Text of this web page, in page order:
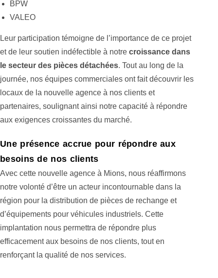
BPW
VALEO
Leur participation témoigne de l’importance de ce projet
et de leur soutien indéfectible à notre croissance dans
le secteur des pièces détachées. Tout au long de la
journée, nos équipes commerciales ont fait découvrir les
locaux de la nouvelle agence à nos clients et
partenaires, soulignant ainsi notre capacité à répondre
aux exigences croissantes du marché.
Une présence accrue pour répondre aux
besoins de nos clients
Avec cette nouvelle agence à Mions, nous réaffirmons
notre volonté d’être un acteur incontournable dans la
région pour la distribution de pièces de rechange et
d’équipements pour véhicules industriels. Cette
implantation nous permettra de répondre plus
efficacement aux besoins de nos clients, tout en
renforçant la qualité de nos services.